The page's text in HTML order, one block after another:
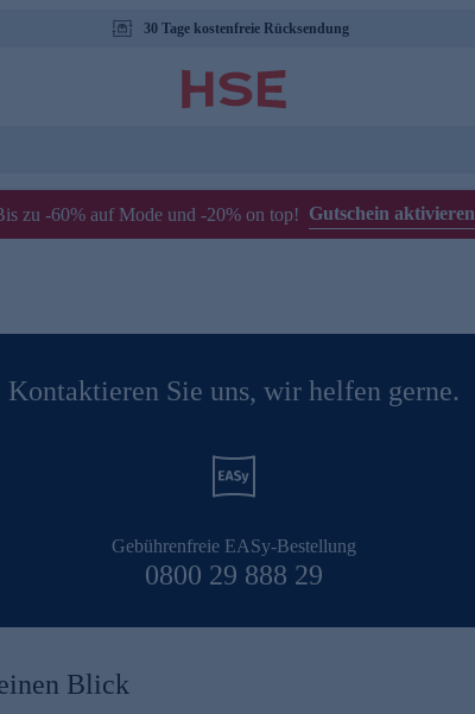
30 Tage kostenfreie Rücksendung
zu -60% auf Mode und -20% on top! Gutschein aktivieren
Kontaktieren Sie uns, wir helfen gerne.
Gebührenfreie EASy-Bestellung
0800 29 888 29
Blick